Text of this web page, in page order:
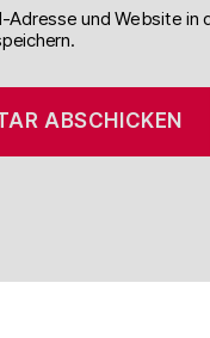
Adresse und Website in